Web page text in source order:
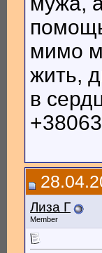
мимо
жить,
в
Лиза Г
Member